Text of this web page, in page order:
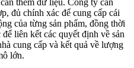
thêm dữ liệu. Công ty cần
đủ chính xác để cung cấp cái
của từng sản phẩm, đồng thời
liên kết các quyết định về sản
cung cấp và kết quả về lượng
lớn.